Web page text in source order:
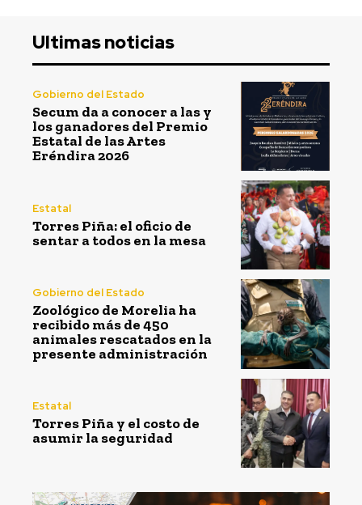
Ultimas noticias
Gobierno del Estado
Secum da a conocer a las y
los ganadores del Premio
Estatal de las Artes
Eréndira 2026
Estatal
Torres Piña: el oficio de
sentar a todos en la mesa
Gobierno del Estado
Zoológico de Morelia ha
recibido más de 450
animales rescatados en la
presente administración
Estatal
Torres Piña y el costo de
asumir la seguridad